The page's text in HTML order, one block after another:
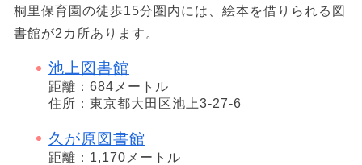
桐里保育園の徒歩15分圏内には、絵本を借りられる図
書館が2カ所あります。
池上図書館
距離：684メートル
住所：東京都大田区池上3-27-6
久が原図書館
距離：1,170メートル